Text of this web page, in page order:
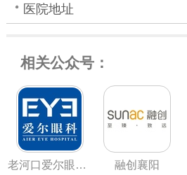
医院地址
相关公众号：
老河口爱尔眼科医院 融创襄阳